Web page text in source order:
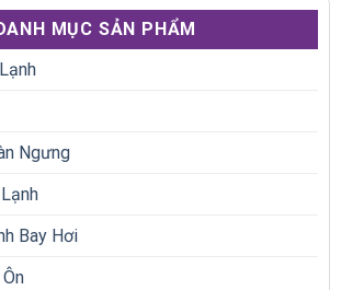
MỤC SẢN PHẨM
Ngưng
Bay Hơi